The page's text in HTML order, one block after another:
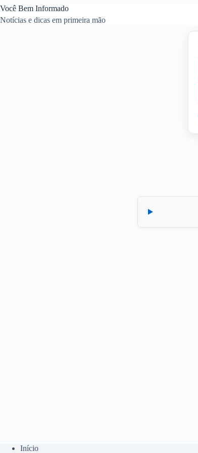
Pular
para
Você Bem Informado
Notícias e dicas em primeira mão
Início